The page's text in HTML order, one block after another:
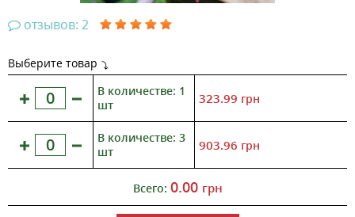
отзывов: 2
Выберите товар
В количестве: 1
шт
323.99 грн
В количестве: 3
шт
903.96 грн
Всего: 0.00 грн